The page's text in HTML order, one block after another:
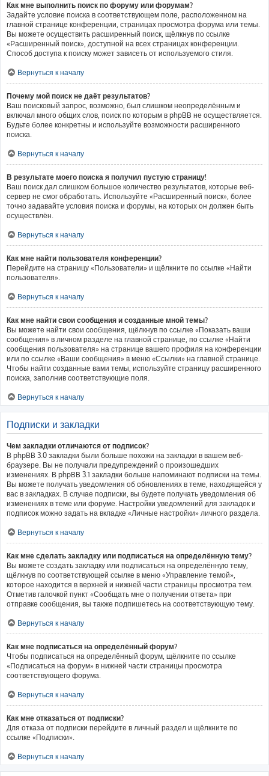
Как мне выполнить поиск по форуму или форумам?
Задайте условие поиска в соответствующем поле, расположенном на
главной странице конференции, страницах просмотра форума или темы.
Вы можете осуществить расширенный поиск, щёлкнув по ссылке
«Расширенный поиск», доступной на всех страницах конференции.
Способ доступа к поиску может зависеть от используемого стиля.
Вернуться к началу
Почему мой поиск не даёт результатов?
Ваш поисковый запрос, возможно, был слишком неопределённым и
включал много общих слов, поиск по которым в phpBB не осуществляется.
Будьте более конкретны и используйте возможности расширенного
поиска.
Вернуться к началу
В результате моего поиска я получил пустую страницу!
Ваш поиск дал слишком большое количество результатов, которые веб-
сервер не смог обработать. Используйте «Расширенный поиск», более
точно задавайте условия поиска и форумы, на которых он должен быть
осуществлён.
Вернуться к началу
Как мне найти пользователя конференции?
Перейдите на страницу «Пользователи» и щёлкните по ссылке «Найти
пользователя».
Вернуться к началу
Как мне найти свои сообщения и созданные мной темы?
Вы можете найти свои сообщения, щёлкнув по ссылке «Показать ваши
сообщения» в личном разделе на главной странице, по ссылке «Найти
сообщения пользователя» на странице вашего профиля на конференции
или по ссылке «Ваши сообщения» в меню «Ссылки» на главной странице.
Чтобы найти созданные вами темы, используйте страницу расширенного
поиска, заполнив соответствующие поля.
Вернуться к началу
Подписки и закладки
Чем закладки отличаются от подписок?
В phpBB 3.0 закладки были больше похожи на закладки в вашем веб-
браузере. Вы не получали предупреждений о произошедших
изменениях. В phpBB 3.1 закладки больше напоминают подписки на темы.
Вы можете получать уведомления об обновлениях в теме, находящейся у
вас в закладках. В случае подписки, вы будете получать уведомления об
изменениях в теме или форуме. Настройки уведомлений для закладок и
подписок можно задать на вкладке «Личные настройки» личного раздела.
Вернуться к началу
Как мне сделать закладку или подписаться на определённую тему?
Вы можете создать закладку или подписаться на определённую тему,
щёлкнув по соответствующей ссылке в меню «Управление темой»,
которое находится в верхней и нижней части страницы просмотра тем.
Отметив галочкой пункт «Сообщать мне о получении ответа» при
отправке сообщения, вы также подпишетесь на соответствующую тему.
Вернуться к началу
Как мне подписаться на определённый форум?
Чтобы подписаться на определённый форум, щёлкните по ссылке
«Подписаться на форум» в нижней части страницы просмотра
соответствующего форума.
Вернуться к началу
Как мне отказаться от подписки?
Для отказа от подписки перейдите в личный раздел и щёлкните по
ссылке «Подписки».
Вернуться к началу